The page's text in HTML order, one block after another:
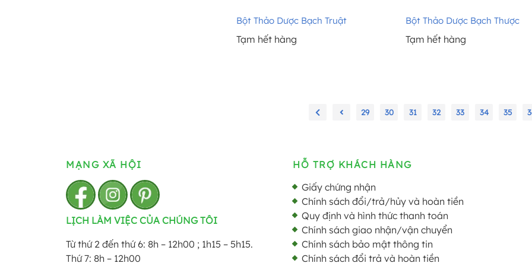
Bột Thảo Dược Bạch Truật
Tạm hết hàng
Bột Thảo Dược Bạch Thược
Tạm hết hàng
29 30 31 32 33 34 35
MẠNG XÃ HỘI
LỊCH LÀM VIỆC CỦA CHÚNG TÔI
Từ thứ 2 đến thứ 6: 8h – 12h00 ; 1h15 – 5h15.
Thứ 7: 8h – 12h00
HỖ TRỢ KHÁCH HÀNG
Giấy chứng nhận
Chính sách đổi/trả/hủy và hoàn tiền
Quy định và hình thức thanh toán
Chính sách giao nhận/vận chuyển
Chính sách bảo mật thông tin
Chính sách đổi trả và hoàn tiền